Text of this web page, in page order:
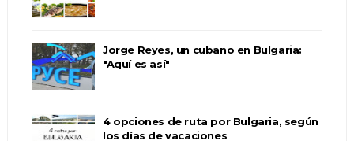
Jorge Reyes, un cubano en Bulgaria:
"Aquí es así"
4 opciones de ruta por Bulgaria, según
los días de vacaciones